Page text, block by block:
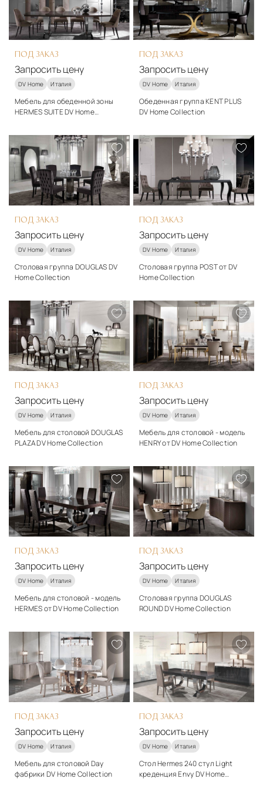
Запросить цену Запросить цену
ПОД ЗАКАЗ
Запросить цену
DV Home Италия
Мебель для обеденной зоны
HERMES SUITE DV Home
Ткань, дерево, металл
Подробнее
Запросить цену
ПОД ЗАКАЗ
Запросить цену
DV Home Италия
Обеденная группа KENT PLUS
DV Home Collection
Дерево
Подробнее
Запросить цену
ПОД ЗАКАЗ
Запросить цену
DV Home Италия
Столовая группа DOUGLAS DV
Home Collection
Дерево
Подробнее
Запросить цену
ПОД ЗАКАЗ
Запросить цену
DV Home Италия
Столовая группа POST от DV
Home Collection
Ткань, дерево, металл
Подробнее
Запросить цену
ПОД ЗАКАЗ
Запросить цену
DV Home Италия
Мебель для столовой DOUGLAS
PLAZA DV Home Collection
Дерево
Подробнее
Запросить цену
ПОД ЗАКАЗ
Запросить цену
DV Home Италия
Мебель для столовой - модель
HENRY от DV Home Collection
Дерево
Подробнее
Запросить цену
ПОД ЗАКАЗ
Запросить цену
DV Home Италия
Мебель для столовой - модель
HERMES от DV Home Collection
Ткань, дерево, металл
Подробнее
Запросить цену
ПОД ЗАКАЗ
Запросить цену
DV Home Италия
Столовая группа DOUGLAS
ROUND DV Home Collection
Дерево
Подробнее
Запросить цену
ПОД ЗАКАЗ
Запросить цену
DV Home Италия
Мебель для столовой Day
фабрики DV Home Collection
ПОД ЗАКАЗ
Запросить цену
DV Home Италия
Стол Hermes 240 стул Light
креденция Envy DV Home